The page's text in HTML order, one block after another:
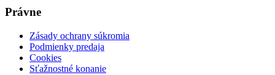
Právne
Zásady ochrany súkromia
Podmienky predaja
Cookies
Sťažnostné konanie